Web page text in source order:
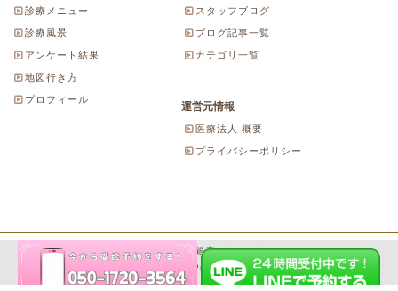
診療メニュー
診療風景
アンケート結果
地図行き方
プロフィール
スタッフブログ
ブログ記事一覧
カテゴリ一覧
運営元情報
医療法人 概要
プライバシーポリシー
Copyright© 2026 にしやま由美東京銀座クリニック All Rights Reserved.
Powered by WordPress & SeitaiMeijin